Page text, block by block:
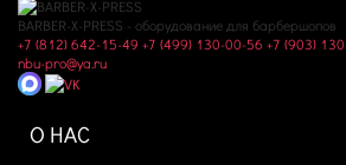
BARBER-X-PRESS - оборудование для барбершопов
+7 (812) 642-15-49 +7 (499) 130-00-56 +7 (903)
nbu-pro@ya.ru
О НАС